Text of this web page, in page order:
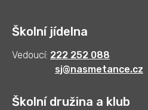
Školní jídelna
Vedoucí: 222 252 088
sj@nasmetance.cz
Školní družina a klub